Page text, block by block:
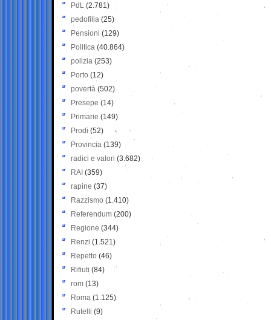
PdL (2.781)
pedofilia (25)
Pensioni (129)
Politica (40.864)
polizia (253)
Porto (12)
povertà (502)
Presepe (14)
Primarie (149)
Prodi (52)
Provincia (139)
radici e valori (3.682)
RAI (359)
rapine (37)
Razzismo (1.410)
Referendum (200)
Regione (344)
Renzi (1.521)
Repetto (46)
Rifiuti (84)
rom (13)
Roma (1.125)
Rutelli (9)